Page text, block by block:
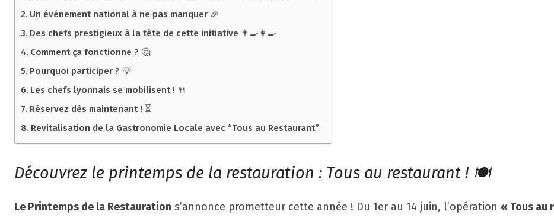
Un événement national à ne pas manquer 🎉
Des chefs prestigieux à la tête de cette initiative 👨‍🍳👩‍🍳
Comment ça fonctionne ? 🤔
Pourquoi participer ? 💡
Les chefs lyonnais se mobilisent ! 🍴
Réservez dès maintenant ! ⏳
Revitalisation de la Gastronomie Locale avec “Tous au Restaurant”
Découvrez le printemps de la restauration : Tous au restaurant ! 🍽️
Le Printemps de la Restauration s’annonce prometteur cette année ! Du 1er au 14 juin, l’opération « Tous au